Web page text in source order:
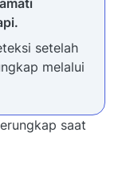
setelah
melalui
saat